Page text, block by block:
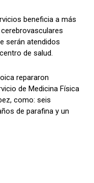
beneficia a más
serán atendidos
de salud.
repararon
de Medicina Física
como: seis
de parafina y un